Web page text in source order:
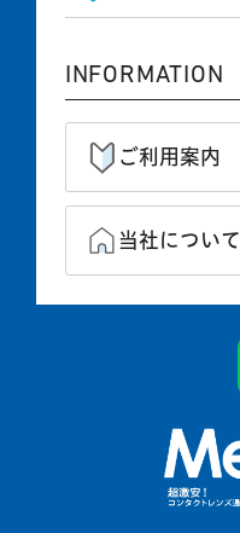
INFORMATION
ご利用案内
当社について